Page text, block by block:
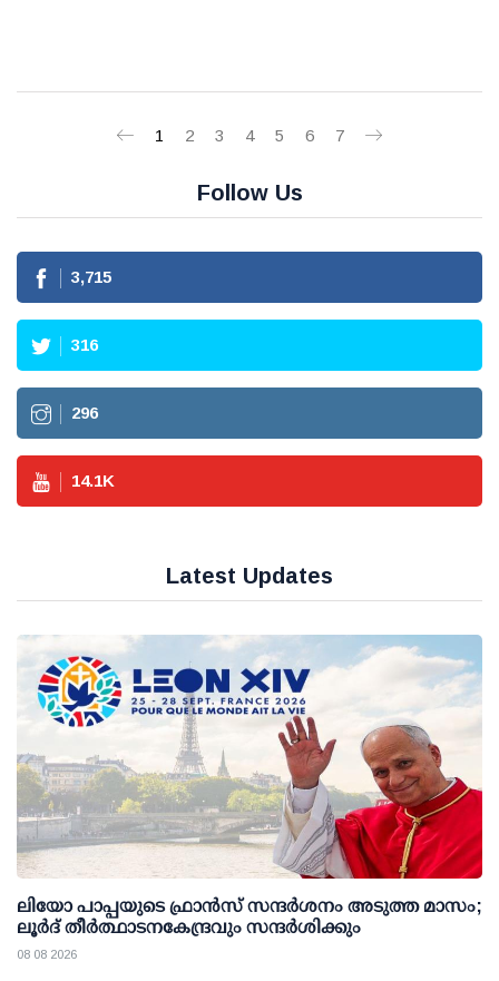
1 2 3 4 5 6 7
Follow Us
3,715
316
296
14.1K
Latest Updates
ലിയോ പാപ്പയുടെ ഫ്രാൻസ് സന്ദർശനം അടുത്ത മാസം;
ലൂർദ് തീർത്ഥാടനകേന്ദ്രവും സന്ദർശിക്കും
08 08 2026